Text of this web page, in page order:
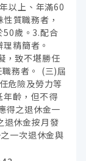
以上、年滿60
質職務者，
50歲。3.配合
精簡者。
，致不堪勝任
務者。 (三)屆
危險及勞力等
年齡，但不得
得之退休金一
退休金按月發
一次退休金與